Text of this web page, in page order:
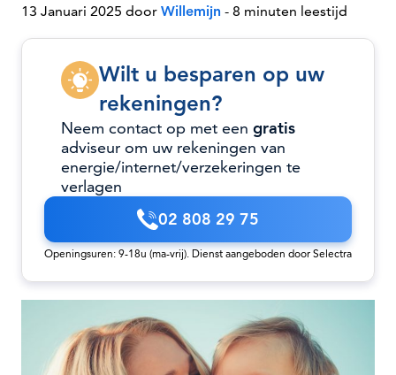
13 Januari 2025 door Willemijn - 8 minuten leestijd
Wilt u besparen op uw
rekeningen?
Neem contact op met een gratis
adviseur om uw rekeningen van
energie/internet/verzekeringen te
verlagen
02 808 29 75
Openingsuren: 9-18u (ma-vrij). Dienst aangeboden door Selectra